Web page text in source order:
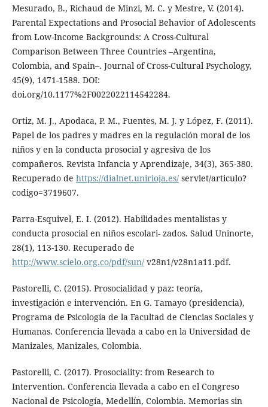
Mesurado, B., Richaud de Minzi, M. C. y Mestre, V. (2014).
Parental Expectations and Prosocial Behavior of Adolescents
from Low-Income Backgrounds: A Cross-Cultural
Comparison Between Three Countries –Argentina,
Colombia, and Spain–. Journal of Cross-Cultural Psychology,
45(9), 1471-1588. DOI:
doi.org/10.1177%2F0022022114542284.
Ortiz, M. J., Apodaca, P. M., Fuentes, M. J. y López, F. (2011).
Papel de los padres y madres en la regulación moral de los
niños y en la conducta prosocial y agresiva de los
compañeros. Revista Infancia y Aprendizaje, 34(3), 365-380.
Recuperado de https://dialnet.unirioja.es/servlet/articulo?
codigo=3719607.
Parra-Esquivel, E. I. (2012). Habilidades mentalistas y
conducta prosocial en niños escolari- zados. Salud Uninorte,
28(1), 113-130. Recuperado de
http://www.scielo.org.co/pdf/sun/v28n1/v28n1a11.pdf.
Pastorelli, C. (2015). Prosocialidad y paz: teoría,
investigación e intervención. En G. Tamayo (presidencia),
Programa de Psicología de la Facultad de Ciencias Sociales y
Humanas. Conferencia llevada a cabo en la Universidad de
Manizales, Manizales, Colombia.
Pastorelli, C. (2017). Prosociality: from Research to
Intervention. Conferencia llevada a cabo en el Congreso
Nacional de Psicología, Medellín, Colombia. Memorias sin